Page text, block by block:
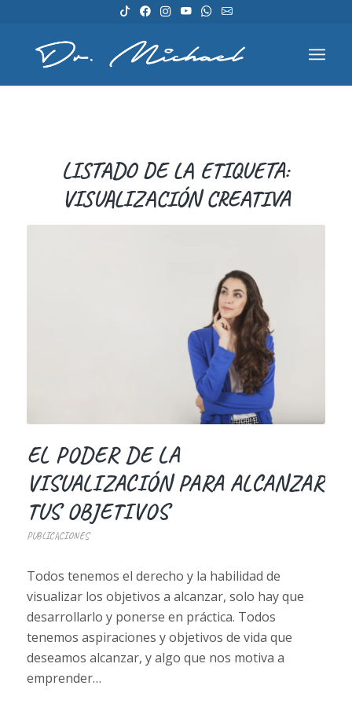
LISTADO DE LA ETIQUETA:
VISUALIZACIÓN CREATIVA
EL PODER DE LA
VISUALIZACIÓN PARA ALCANZAR
TUS OBJETIVOS
PUBLICACIONES
Todos tenemos el derecho y la habilidad de
visualizar los objetivos a alcanzar, solo hay que
desarrollarlo y ponerse en práctica. Todos
tenemos aspiraciones y objetivos de vida que
deseamos alcanzar, y algo que nos motiva a
emprender…